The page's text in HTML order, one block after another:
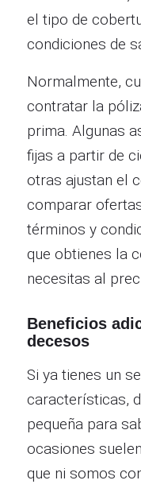
el tipo de
condiciones de
Normalmente,
contratar la
prima. Algunas
fijas a partir de
otras ajustan el
comparar
términos y
que obtienes la
necesitas al
Beneficios
decesos
Si ya tienes un
características,
pequeña para
ocasiones
que ni somos